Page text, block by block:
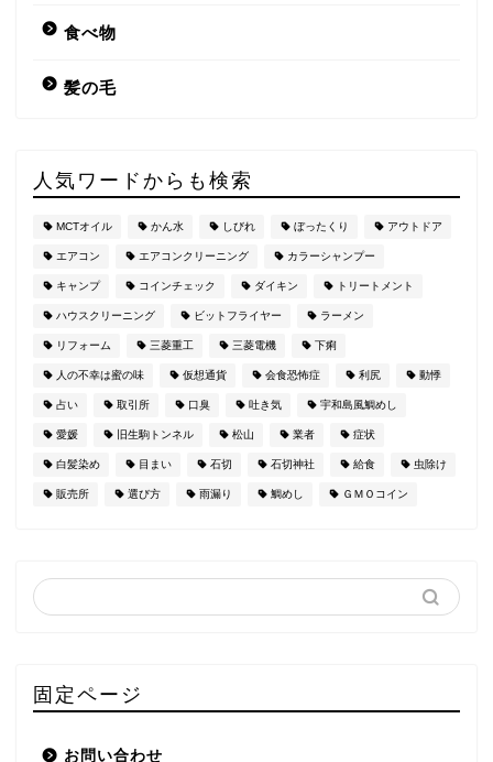
食べ物
髪の毛
人気ワードからも検索
MCTオイル かん水 しびれ ぼったくり アウトドア
エアコン エアコンクリーニング カラーシャンプー
キャンプ コインチェック ダイキン トリートメント
ハウスクリーニング ビットフライヤー ラーメン
リフォーム 三菱重工 三菱電機 下痢
人の不幸は蜜の味 仮想通貨 会食恐怖症 利尻 動悸
占い 取引所 口臭 吐き気 宇和島風鯛めし
愛媛 旧生駒トンネル 松山 業者 症状
白髪染め 目まい 石切 石切神社 給食 虫除け
販売所 選び方 雨漏り 鯛めし ＧＭＯコイン
固定ページ
お問い合わせ